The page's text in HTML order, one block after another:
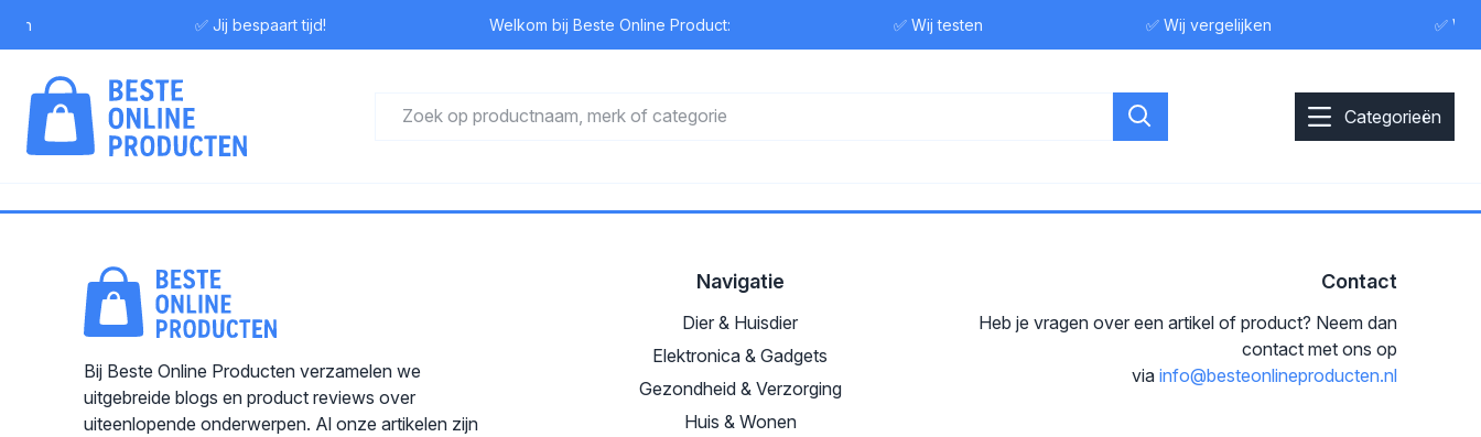
✅ Jij bespaart tijd! Welkom bij Beste Online Product: ✅ Wij testen ✅ Wij vergelijken ✅ Wij
Categorieën
Bij Beste Online Producten verzamelen we
uitgebreide blogs en product reviews over
uiteenlopende onderwerpen. Al onze artikelen zijn
Navigatie
Dier & Huisdier
Elektronica & Gadgets
Gezondheid & Verzorging
Huis & Wonen
Contact
Heb je vragen over een artikel of product? Neem dan
contact met ons op
via info@besteonlineproducten.nl